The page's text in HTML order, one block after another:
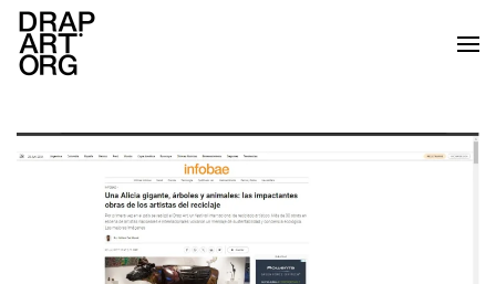
Skip to main content